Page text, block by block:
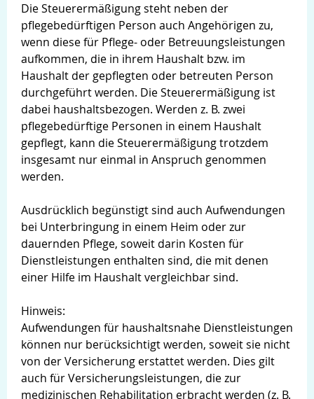
Die Steuerermäßigung steht neben der
pflegebedürftigen Person auch Angehörigen zu,
wenn diese für Pflege- oder Betreuungsleistungen
aufkommen, die in ihrem Haushalt bzw. im
Haushalt der gepflegten oder betreuten Person
durchgeführt werden. Die Steuerermäßigung ist
dabei haushaltsbezogen. Werden z. B. zwei
pflegebedürftige Personen in einem Haushalt
gepflegt, kann die Steuerermäßigung trotzdem
insgesamt nur einmal in Anspruch genommen
werden.
Ausdrücklich begünstigt sind auch Aufwendungen
bei Unterbringung in einem Heim oder zur
dauernden Pflege, soweit darin Kosten für
Dienstleistungen enthalten sind, die mit denen
einer Hilfe im Haushalt vergleichbar sind.
Hinweis:
Aufwendungen für haushaltsnahe Dienstleistungen
können nur berücksichtigt werden, soweit sie nicht
von der Versicherung erstattet werden. Dies gilt
auch für Versicherungsleistungen, die zur
medizinischen Rehabilitation erbracht werden (z. B.